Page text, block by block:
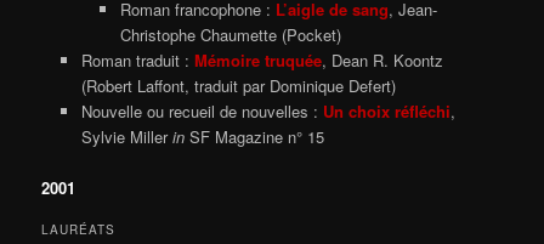
Roman francophone : L’aigle de sang, Jean-
Christophe Chaumette (Pocket)
Roman traduit : Mémoire truquée, Dean R. Koontz
(Robert Laffont, traduit par Dominique Defert)
Nouvelle ou recueil de nouvelles : Un choix réfléchi,
Sylvie MillerinSF Magazine n° 15
2001
LAURÉATS